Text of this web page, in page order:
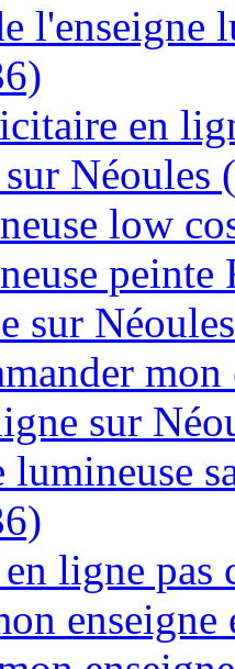
l'enseigne
en
Néoules
low
sur
sur
lumineuse
ligne pas